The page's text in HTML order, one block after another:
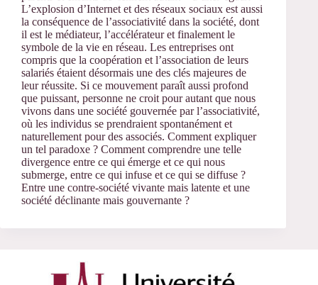
L’explosion d’Internet et des réseaux sociaux est aussi
la conséquence de l’associativité dans la société, dont
il est le médiateur, l’accélérateur et finalement le
symbole de la vie en réseau. Les entreprises ont
compris que la coopération et l’association de leurs
salariés étaient désormais une des clés majeures de
leur réussite. Si ce mouvement paraît aussi profond
que puissant, personne ne croit pour autant que nous
vivons dans une société gouvernée par l’associativité,
où les individus se prendraient spontanément et
naturellement pour des associés. Comment expliquer
un tel paradoxe ? Comment comprendre une telle
divergence entre ce qui émerge et ce qui nous
submerge, entre ce qui infuse et ce qui se diffuse ?
Entre une contre-société vivante mais latente et une
société déclinante mais gouvernante ?